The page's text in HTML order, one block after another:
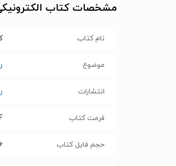
مشخصات کتاب
نام کتاب
موضوع
انتشارات
فرمت کتاب
حجم فایل کتاب